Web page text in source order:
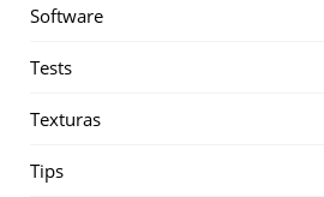
Software
Tests
Texturas
Tips